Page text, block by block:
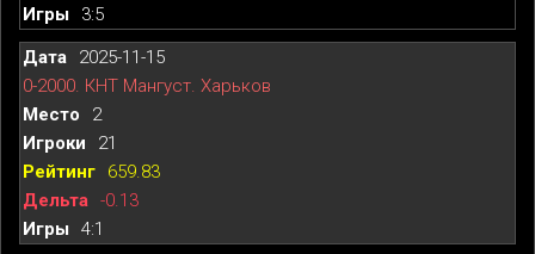
3:5
2025-11-15
0-2000. КНТ Мангуст. Харьков
2
21
659.83
-0.13
4:1